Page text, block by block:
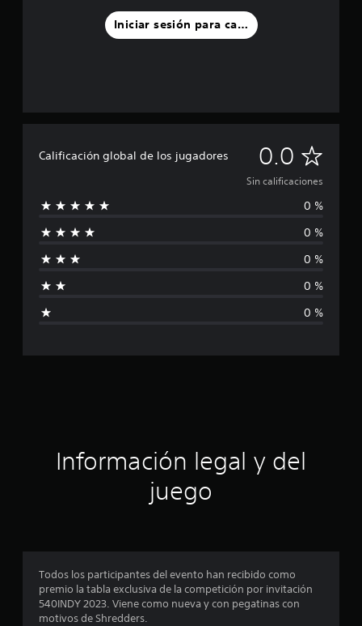
Iniciar sesión para calificar
Calificación global de los jugadores 0.0 S
i
n
c
f
a
n
e
Sin calificaciones
0 %
0 %
0 %
0 %
0 %
Información legal y del
juego
Todos los participantes del evento han recibido como
premio la tabla exclusiva de la competición por invitación
540INDY 2023. Viene como nueva y con pegatinas con
motivos de Shredders.